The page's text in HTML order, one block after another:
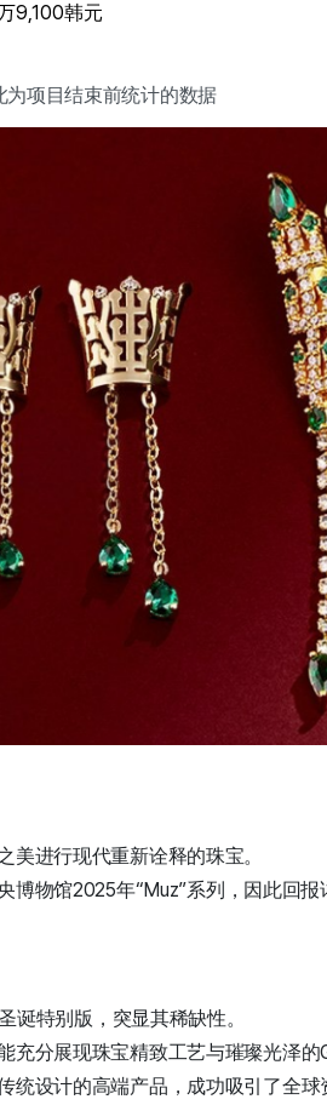
9,100韩元
为项目结束前统计的数据
美进行现代重新诠释的珠宝。
博物馆2025年“Muz”系列，因此回报
诞特别版，突显其稀缺性。
充分展现珠宝精致工艺与璀璨光泽的
统设计的高端产品，成功吸引了全球